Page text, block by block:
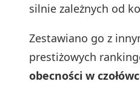
silnie zależnych od
Zestawiano go z
prestiżowych
obecności w